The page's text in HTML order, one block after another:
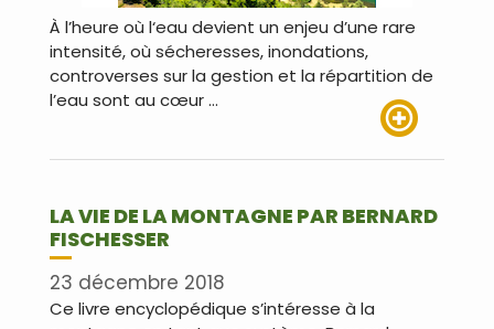
À l’heure où l‘eau devient un enjeu d’une rare
intensité, où sécheresses, inondations,
controverses sur la gestion et la répartition de
l’eau sont au cœur …
LA VIE DE LA MONTAGNE PAR BERNARD
FISCHESSER
23 décembre 2018
Ce livre encyclopédique s’intéresse à la